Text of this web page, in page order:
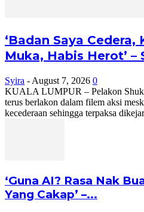
‘Badan Saya Cedera,
Muka, Habis Herot’ –
Syira - August 7, 2026 0
KUALA LUMPUR – Pelakon
terus berlakon dalam filem aksi
kecederaan sehingga terpaksa
‘Guna AI? Rasa Nak
Yang Cakap’ –...